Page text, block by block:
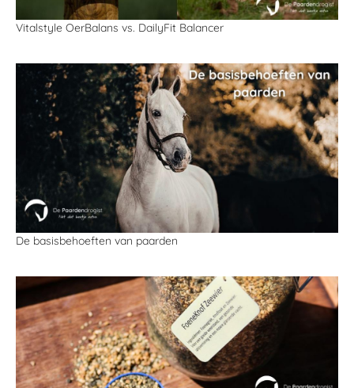
Vitalstyle OerBalans vs. DailyFit Balancer
De basisbehoeften van paarden